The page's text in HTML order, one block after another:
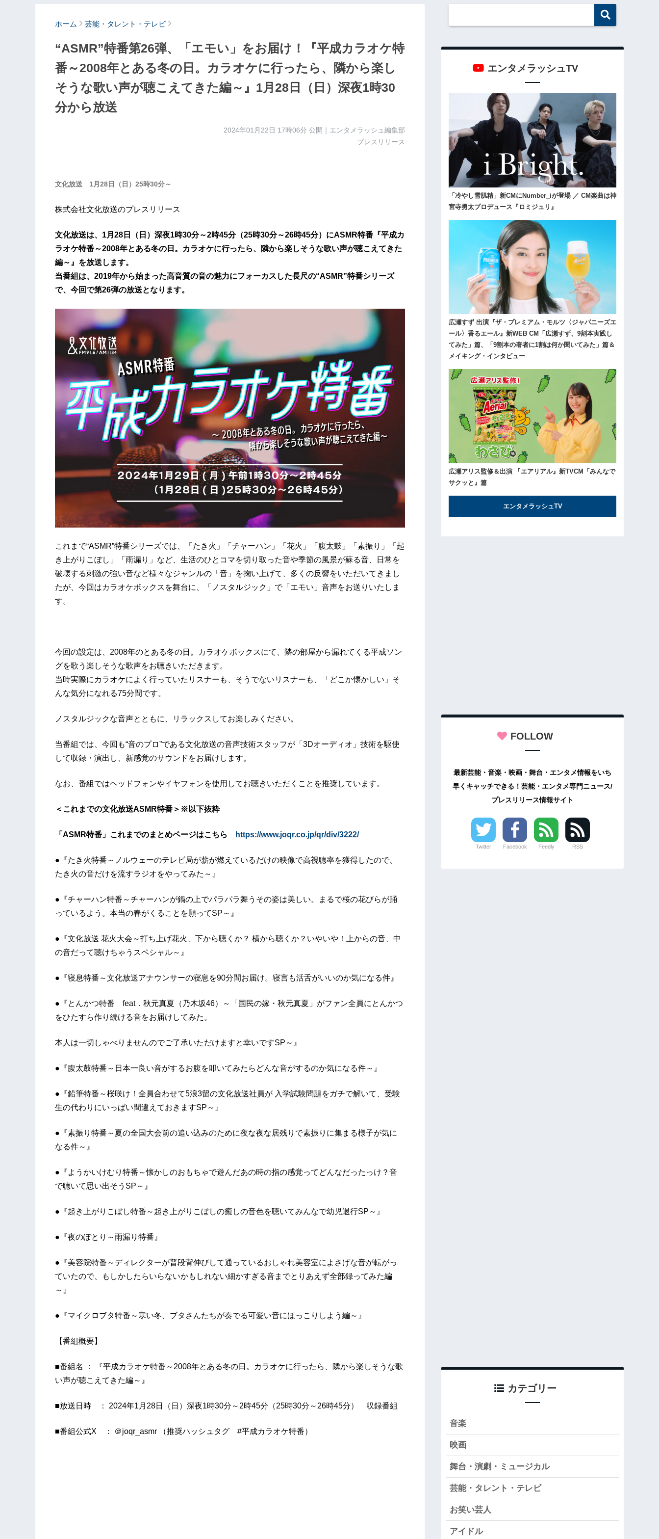
ホーム 芸能・タレント・テレビ
“ASMR”特番第26弾、「エモい」をお届け！『平成カラオケ特
番～2008年とある冬の日。カラオケに行ったら、隣から楽し
そうな歌い声が聴こえてきた編～』1月28日（日）深夜1時30
分から放送
2024年01月22日 17時06分 公開｜エンタメラッシュ編集部
プレスリリース
文化放送 1月28日（日）25時30分～
株式会社文化放送のプレスリリース
文化放送は、1月28日（日）深夜1時30分～2時45分（25時30分～26時45分）にASMR特番『平成カ
ラオケ特番～2008年とある冬の日。カラオケに行ったら、隣から楽しそうな歌い声が聴こえてきた
編～』を放送します。
当番組は、2019年から始まった高音質の音の魅力にフォーカスした長尺の“ASMR”特番シリーズ
で、今回で第26弾の放送となります。
これまで“ASMR”特番シリーズでは、「たき火」「チャーハン」「花火」「腹太鼓」「素振り」「起
き上がりこぼし」「雨漏り」など、生活のひとコマを切り取った音や季節の風景が蘇る音、日常を
破壊する刺激の強い音など様々なジャンルの「音」を掬い上げて、多くの反響をいただいてきまし
たが、今回はカラオケボックスを舞台に、「ノスタルジック」で「エモい」音声をお送りいたしま
す。
今回の設定は、2008年のとある冬の日。カラオケボックスにて、隣の部屋から漏れてくる平成ソン
グを歌う楽しそうな歌声をお聴きいただきます。
当時実際にカラオケによく行っていたリスナーも、そうでないリスナーも、「どこか懐かしい」そ
んな気分になれる75分間です。
ノスタルジックな音声とともに、リラックスしてお楽しみください。
当番組では、今回も“音のプロ”である文化放送の音声技術スタッフが「3Dオーディオ」技術を駆使
して収録・演出し、新感覚のサウンドをお届けします。
なお、番組ではヘッドフォンやイヤフォンを使用してお聴きいただくことを推奨しています。
＜これまでの文化放送ASMR特番＞※以下抜粋
「ASMR特番」これまでのまとめページはこちら https://www.joqr.co.jp/qr/div/3222/
●『たき火特番～ノルウェーのテレビ局が薪が燃えているだけの映像で高視聴率を獲得したので、
たき火の音だけを流すラジオをやってみた～』
●『チャーハン特番～チャーハンが鍋の上でパラパラ舞うその姿は美しい。まるで桜の花びらが踊
っているよう。本当の春がくることを願ってSP～』
●『文化放送 花火大会～打ち上げ花火、下から聴くか？ 横から聴くか？いやいや！上からの音、中
の音だって聴けちゃうスペシャル～』
●『寝息特番～文化放送アナウンサーの寝息を90分間お届け。寝言も活舌がいいのか気になる件』
●『とんかつ特番 feat．秋元真夏（乃木坂46）～「国民の嫁・秋元真夏」がファン全員にとんかつ
をひたすら作り続ける音をお届けしてみた。
本人は一切しゃべりませんのでご了承いただけますと幸いですSP～』
●『腹太鼓特番～日本一良い音がするお腹を叩いてみたらどんな音がするのか気になる件～』
●『鉛筆特番～桜咲け！全員合わせて5浪3留の文化放送社員が 入学試験問題をガチで解いて、受験
生の代わりにいっぱい間違えておきますSP～』
●『素振り特番～夏の全国大会前の追い込みのために夜な夜な居残りで素振りに集まる様子が気に
なる件～』
●『ようかいけむり特番～懐かしのおもちゃで遊んだあの時の指の感覚ってどんなだったっけ？音
で聴いて思い出そうSP～』
●『起き上がりこぼし特番～起き上がりこぼしの癒しの音色を聴いてみんなで幼児退行SP～』
●『夜のぽとり～雨漏り特番』
●『美容院特番～ディレクターが普段背伸びして通っているおしゃれ美容室によさげな音が転がっ
ていたので、もしかしたらいらないかもしれない細かすぎる音までとりあえず全部録ってみた編
～』
●『マイクロブタ特番～寒い冬、ブタさんたちが奏でる可愛い音にほっこりしよう編～』
【番組概要】
■番組名 ： 『平成カラオケ特番～2008年とある冬の日。カラオケに行ったら、隣から楽しそうな歌
い声が聴こえてきた編～』
■放送日時 ： 2024年1月28日（日）深夜1時30分～2時45分（25時30分～26時45分） 収録番組
■番組公式X ： ＠joqr_asmr （推奨ハッシュタグ #平成カラオケ特番）
エンタメラッシュTV
「冷やし雪肌精」新CMにNumber_iが登場 ／ CM楽曲は神
宮寺勇太プロデュース『ロミジュリ』
広瀬すず 出演『ザ・プレミアム・モルツ〈ジャパニーズエ
ール〉香るエール』新WEB CM「広瀬すず、9割本実践し
てみた」篇、「9割本の著者に1割は何か聞いてみた」篇＆
メイキング・インタビュー
広瀬アリス監修＆出演 『エアリアル』新TVCM「みんなで
サクッと』篇
エンタメラッシュTV
FOLLOW
最新芸能・音楽・映画・舞台・エンタメ情報をいち
早くキャッチできる！芸能・エンタメ専門ニュース/
プレスリリース情報サイト
Twitter Facebook Feedly RSS
カテゴリー
音楽
映画
舞台・演劇・ミュージカル
芸能・タレント・テレビ
お笑い芸人
アイドル